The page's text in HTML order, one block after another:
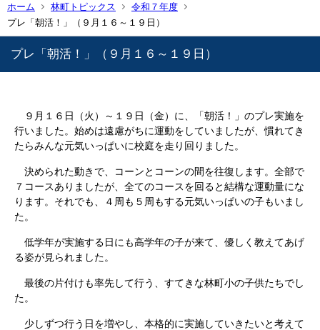
ホーム 林町トピックス
令和７年度
プレ「朝活！」（９月１６～１９日）
プレ「朝活！」（９月１６～１９日）
９月１６日（火）～１９日（金）に、「朝活！」のプレ実施を
行いました。始めは遠慮がちに運動をしていましたが、慣れてき
たらみんな元気いっぱいに校庭を走り回りました。
決められた動きで、コーンとコーンの間を往復します。全部で
７コースありましたが、全てのコースを回ると結構な運動量にな
ります。それでも、４周も５周もする元気いっぱいの子もいまし
た。
低学年が実施する日にも高学年の子が来て、優しく教えてあげ
る姿が見られました。
最後の片付けも率先して行う、すてきな林町小の子供たちでし
た。
少しずつ行う日を増やし、本格的に実施していきたいと考えて